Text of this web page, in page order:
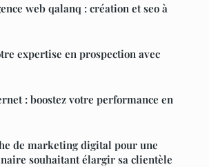
web qalanq : création et seo à
expertise en prospection avec
: boostez votre performance en
de marketing digital pour une
souhaitant élargir sa clientèle